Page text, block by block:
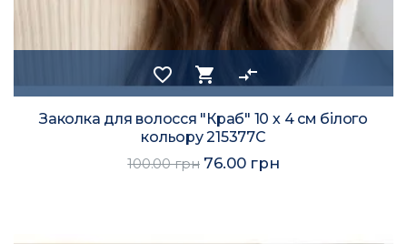
favorite_border shopping_cart compare_arrows
Заколка для волосся "Краб" 10 х 4 см білого
кольору 215377C
100.00 грн 76.00 грн